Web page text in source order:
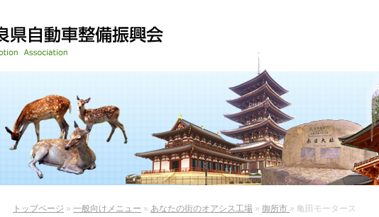
トップページ » 一般向けメニュー » あなたの街のオアシス工場 » 御所市 » 亀田モータース